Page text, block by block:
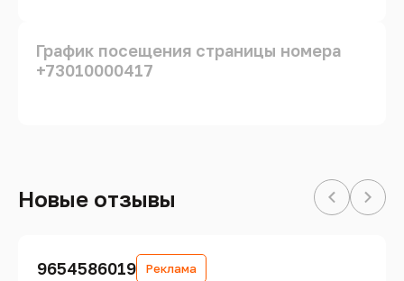
График посещения страницы номера
+73010000417
Новые отзывы
9654586019 Реклама